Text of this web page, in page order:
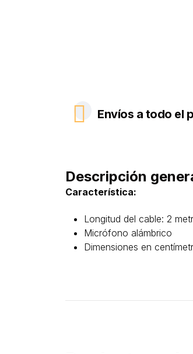
Envíos a todo el
Descripción
Característica:
Longitud del cable: 2
Micrófono alámbrico
Dimensiones en